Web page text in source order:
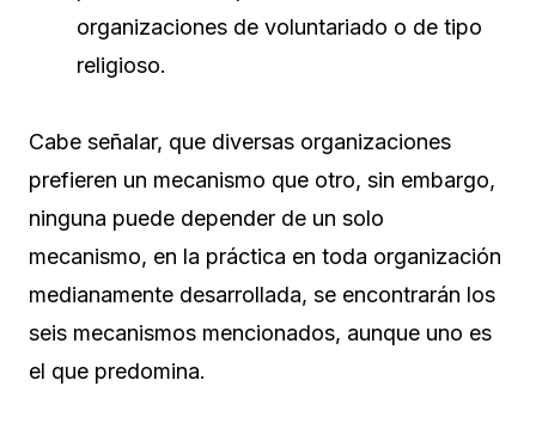
organizaciones de voluntariado o de tipo
religioso.
Cabe señalar, que diversas organizaciones
prefieren un mecanismo que otro, sin embargo,
ninguna puede depender de un solo
mecanismo, en la práctica en toda organización
medianamente desarrollada, se encontrarán los
seis mecanismos mencionados, aunque uno es
el que predomina.